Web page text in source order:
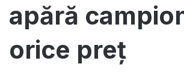
apără
orice preț